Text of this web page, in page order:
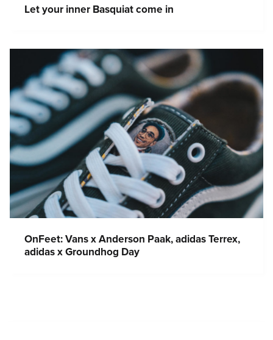
Let your inner Basquiat come in
OnFeet: Vans x Anderson Paak, adidas Terrex,
adidas x Groundhog Day